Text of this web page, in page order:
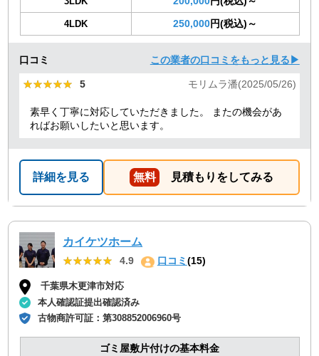
4LDK 250,000円(税込)～
口コミ この業者の口コミをもっと見る▶
★★★★★
★★★★★ 5 モリムラ潘(2025/05/26)
素早く丁寧に対応していただきました。 またの機会があ
ればお願いしたいと思います。
詳細を見る 無料 見積もりをしてみる
カイケツホーム
★★★★★
★★★★★ 4.9 口コミ(15)
千葉県木更津市対応
本人確認証提出確認済み
古物商許可証：第308852006960号
ゴミ屋敷片付けの基本料金